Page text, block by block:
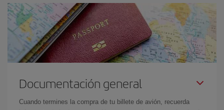
Documentación general
Cuando termines la compra de tu billete de avión, recuerda